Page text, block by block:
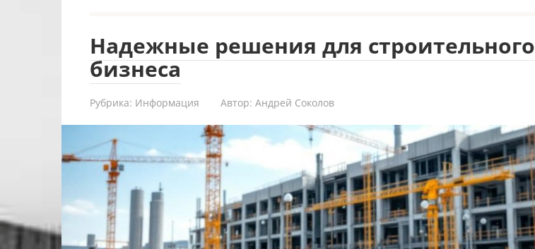
Надежные решения для строительного
бизнеса
Рубрика: Информация Автор: Андрей Соколов